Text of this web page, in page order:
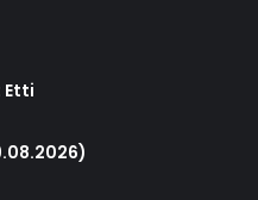
Etti